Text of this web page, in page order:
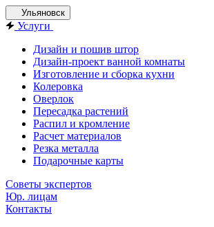
Ульяновск
Услуги
Дизайн и пошив штор
Дизайн-проект ванной комнаты
Изготовление и сборка кухни
Колеровка
Оверлок
Пересадка растений
Распил и кромление
Расчет материалов
Резка металла
Подарочные карты
Советы экспертов
Юр. лицам
Контакты